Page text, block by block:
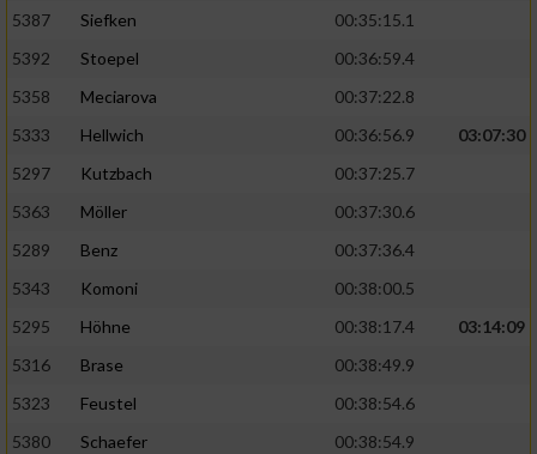
5387
Siefken
00:35:15.1
5392
Stoepel
00:36:59.4
5358
Meciarova
00:37:22.8
5333
Hellwich 00:36:56.9
03:07:30
5297
Kutzbach
00:37:25.7
5363
Möller
00:37:30.6
5289
Benz
00:37:36.4
5343
Komoni
00:38:00.5
5295
Höhne 00:38:17.4
03:14:09
5316
Brase
00:38:49.9
5323
Feustel
00:38:54.6
5380
Schaefer
00:38:54.9